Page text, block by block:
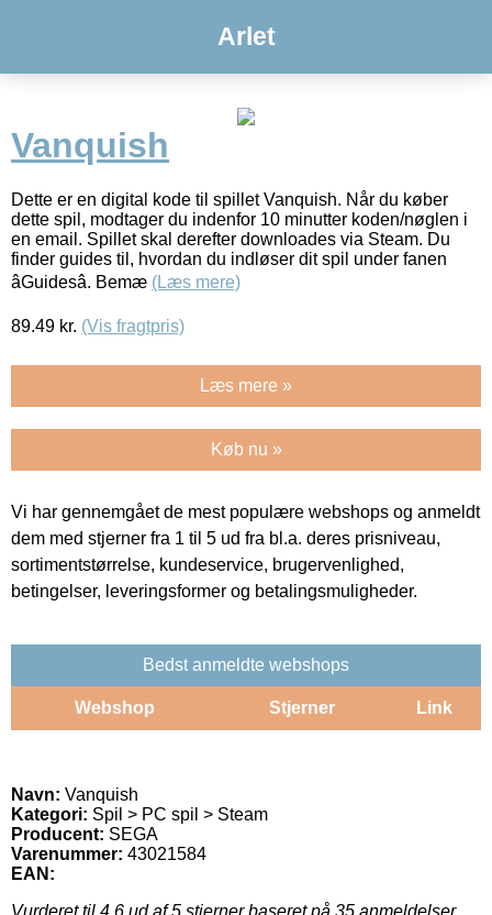
Arlet
Vanquish
Dette er en digital kode til spillet Vanquish. Når du køber
dette spil, modtager du indenfor 10 minutter koden/nøglen i
en email. Spillet skal derefter downloades via Steam. Du
finder guides til, hvordan du indløser dit spil under fanen
âGuidesâ. Bemæ (Læs mere)
89.49 kr. (Vis fragtpris)
Læs mere »
Køb nu »
Vi har gennemgået de mest populære webshops og anmeldt
dem med stjerner fra 1 til 5 ud fra bl.a. deres prisniveau,
sortimentstørrelse, kundeservice, brugervenlighed,
betingelser, leveringsformer og betalingsmuligheder.
Bedst anmeldte webshops
Webshop Stjerner Link
Navn: Vanquish
Kategori: Spil > PC spil > Steam
Producent: SEGA
Varenummer: 43021584
EAN:
Vurderet til 4.6 ud af 5 stjerner baseret på 35 anmeldelser